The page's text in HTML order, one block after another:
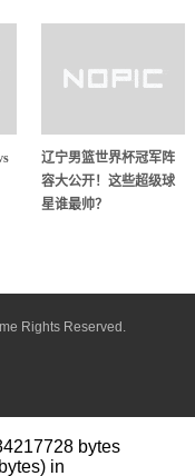
辽宁男篮世界杯冠军阵
容大公开！这些超级球
星谁最帅？
Rights Reserved.
bytes
in